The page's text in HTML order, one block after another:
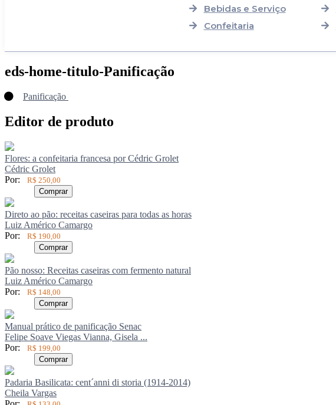
Bebidas e Serviço
Confeitaria
eds-home-titulo-Panificação
Panificação
Editor de produto
Flores: a confeitaria francesa por Cédric Grolet
Cédric Grolet
Por:
R$ 250,00
Comprar
Direto ao pão: receitas caseiras para todas as horas
Luiz Américo Camargo
Por:
R$ 190,00
Comprar
Pão nosso: Receitas caseiras com fermento natural
Luiz Américo Camargo
Por:
R$ 148,00
Comprar
Manual prático de panificação Senac
Felipe Soave Viegas Vianna, Gisela ...
Por:
R$ 199,00
Comprar
Padaria Basilicata: cent´anni di storia (1914-2014)
Cheila Vargas